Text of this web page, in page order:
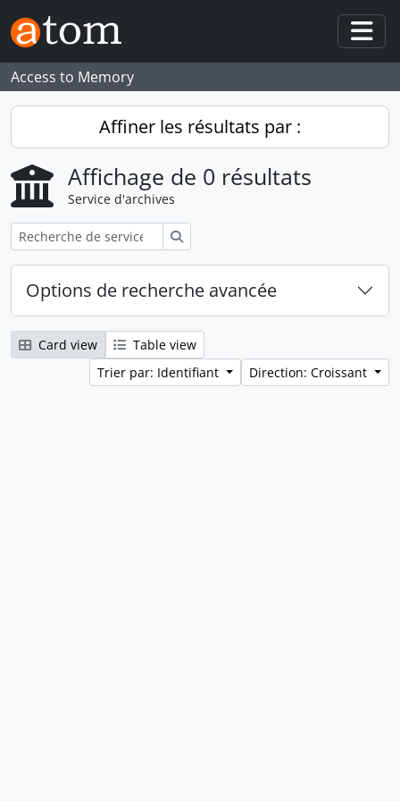
Skip to main content
Access to Memory
Affiner les résultats par :
Affichage de 0 résultats
Service d'archives
Options de recherche avancée
Card view
Table view
Trier par: Identifiant
Direction: Croissant